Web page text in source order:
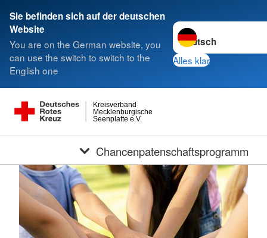
Sie befinden sich auf der deutschen
Website
You are on the German website, you
can use the switch to switch to the
English one
Sprache wechseln zu
Alles klar
Seenplatte e.V.
Mecklenburgische
Kreisverband
Chancenpatenschaftsprogramm